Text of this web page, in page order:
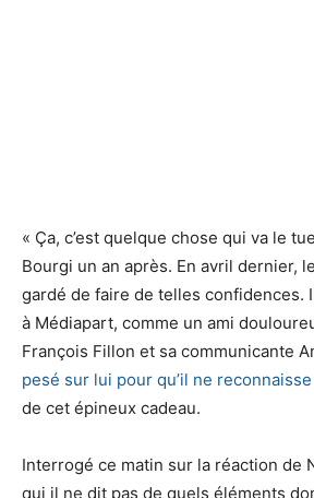
« Ça, c’est quelque chose qui va le
Bourgi un an après. En avril dernier,
gardé de faire de telles confidences.
à Médiapart, comme un ami
François Fillon et sa communicante
pesé sur lui pour qu’il ne
de cet épineux cadeau.
Interrogé ce matin sur la réaction de
qui il ne dit pas de quels éléments